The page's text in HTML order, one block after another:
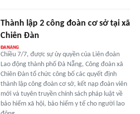
Thành lập 2 công đoàn cơ sở tại xã
Chiên Đàn
Chiều 7/7, được sự ủy quyền của Liên đoàn
Lao động thành phố Đà Nẵng, Công đoàn xã
Chiên Đàn tổ chức công bố các quyết định
thành lập công đoàn cơ sở, kết nạp đoàn viên
mới và tuyên truyền chính sách pháp luật về
bảo hiểm xã hội, bảo hiểm y tế cho người lao